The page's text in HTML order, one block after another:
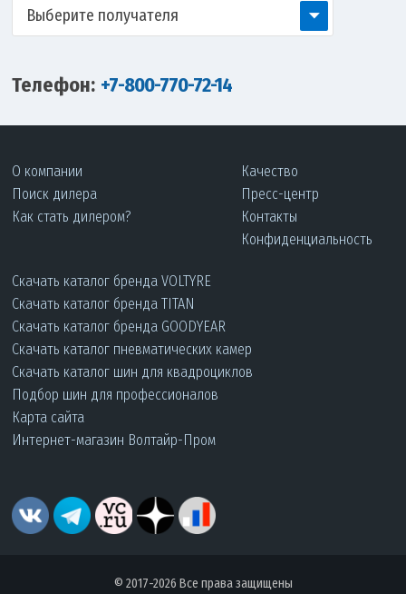
Выберите получателя
Телефон: +7-800-770-72-14
О компании
Поиск дилера
Как стать дилером?
Качество
Пресс-центр
Контакты
Конфиденциальность
Скачать каталог бренда VOLTYRE
Скачать каталог бренда TITAN
Скачать каталог бренда GOODYEAR
Скачать каталог пневматических камер
Скачать каталог шин для квадроциклов
Подбор шин для профессионалов
Карта сайта
Интернет-магазин Волтайр-Пром
© 2017-2026 Все права защищены